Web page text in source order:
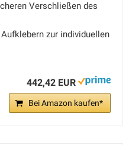
Verschließen des
zur individuellen
442,42 EUR
Bei Amazon kaufen*